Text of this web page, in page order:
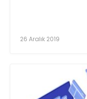
26 Aralık 2019